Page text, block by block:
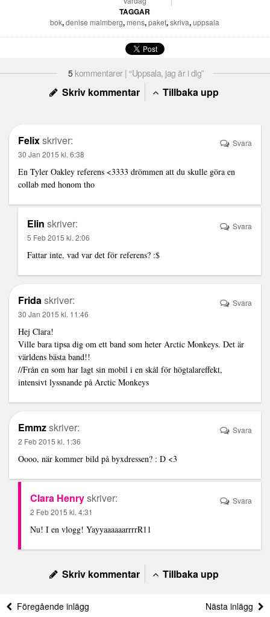
TAGGAR
bok,denise malmberg,mens,paket,skriva,uppsala
5kommentarer | “Uppsala, jag är i dig”
Skriv kommentar Tillbaka upp
Felixskriver:
30 Jan 2015 kl. 6:38
En Tyler Oakley referens <3333 drömmen att du skulle göra en
collab med honom tho
Svara
Elin skriver:
5 Feb 2015 kl. 2:06
Fattar inte, vad var det för referens? :$
Svara
Fridaskriver:
30 Jan 2015 kl. 11:46
Hej Clara!
Ville bara tipsa dig om ett band som heter Arctic Monkeys. Det är
världens bästa band!!
//Från en som har lagt sin mobil i en skål för högtalareffekt,
intensivt lyssnande på Arctic Monkeys
Svara
Emmzskriver:
2 Feb 2015 kl. 1:36
Oooo, när kommer bild på byxdressen? : D <3
Svara
Clara Henryskriver:
2 Feb 2015 kl. 4:31
Nu! I en vlogg! YayyaaaaaarrrrR11
Svara
Skriv kommentar Tillbaka upp
Föregående inlägg Nästa inlägg